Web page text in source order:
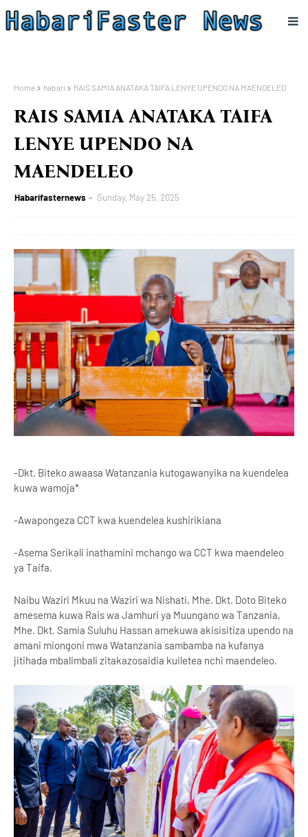
Home habari RAIS SAMIA ANATAKA TAIFA LENYE UPENDO NA MAENDELEO
RAIS SAMIA ANATAKA TAIFA
LENYE UPENDO NA
MAENDELEO
Habarifasternews Sunday, May 25, 2025
-Dkt. Biteko awaasa Watanzania kutogawanyika na kuendelea
kuwa wamoja*
-Awapongeza CCT kwa kuendelea kushirikiana
-Asema Serikali inathamini mchango wa CCT kwa maendeleo
ya Taifa.
Naibu Waziri Mkuu na Waziri wa Nishati, Mhe. Dkt. Doto Biteko
amesema kuwa Rais wa Jamhuri ya Muungano wa Tanzania,
Mhe. Dkt. Samia Suluhu Hassan amekuwa akisisitiza upendo na
amani miongoni mwa Watanzania sambamba na kufanya
jitihada mbalimbali zitakazosaidia kuiletea nchi maendeleo.